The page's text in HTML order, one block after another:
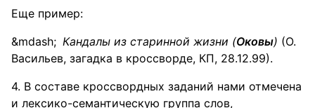
Еще пример:
Кандалы из старинной жизни (Оковы) (О.
Васильев, загадка в кроссворде, КП, 28.12.99).
4. В составе кроссвордных заданий нами отмечена
и лексико-семантическую группа слов,